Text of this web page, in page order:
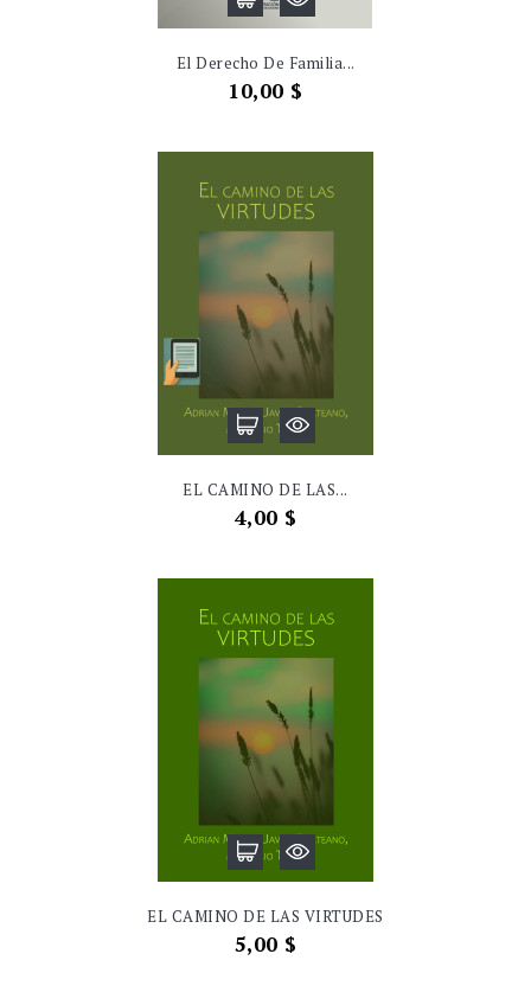
El Derecho De Familia...
Precio
10,00 $
EL CAMINO DE LAS...
Precio
4,00 $
EL CAMINO DE LAS VIRTUDES
Precio
5,00 $